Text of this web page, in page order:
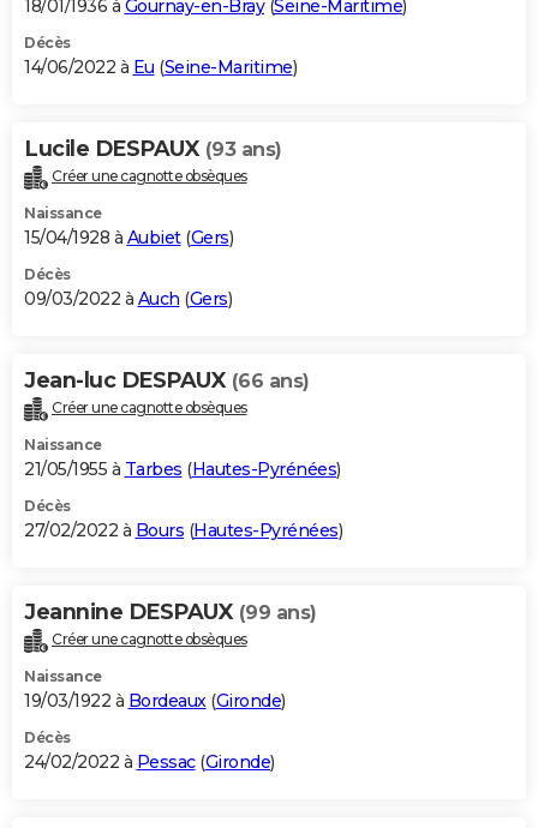
18/01/1936 à Gournay-en-Bray(Seine-Maritime)
Décès
14/06/2022 à Eu (Seine-Maritime)
Lucile DESPAUX (93 ans)
Créer une cagnotte obsèques
Naissance
15/04/1928 à Aubiet(Gers)
Décès
09/03/2022 à Auch (Gers)
Jean-luc DESPAUX (66 ans)
Créer une cagnotte obsèques
Naissance
21/05/1955 à Tarbes (Hautes-Pyrénées)
Décès
27/02/2022 à Bours (Hautes-Pyrénées)
Jeannine DESPAUX (99 ans)
Créer une cagnotte obsèques
Naissance
19/03/1922 à Bordeaux(Gironde)
Décès
24/02/2022 à Pessac(Gironde)